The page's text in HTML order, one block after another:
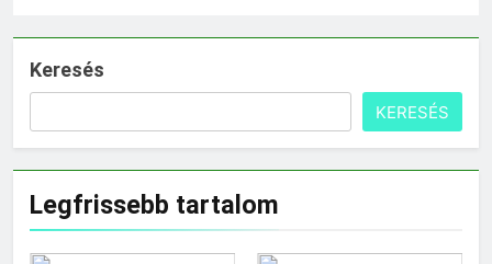
Keresés
KERESÉS
Legfrissebb tartalom